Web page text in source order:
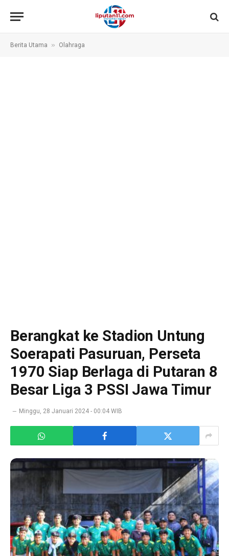
Berita Utama » Olahraga
Berangkat ke Stadion Untung
Soerapati Pasuruan, Perseta
1970 Siap Berlaga di Putaran 8
Besar Liga 3 PSSI Jawa Timur
Minggu, 28 Januari 2024 - 00:04 WIB